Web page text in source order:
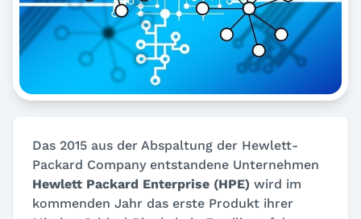
Das 2015 aus der Abspaltung der Hewlett-
Packard Company entstandene Unternehmen
Hewlett Packard Enterprise (HPE) wird im
kommenden Jahr das erste Produkt ihrer